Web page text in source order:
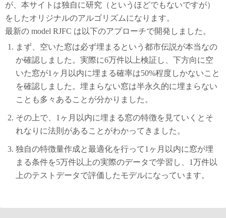
が、本サイトは独自に研究（というほどでもないですが）
をしたオリジナルのアルゴリズムになります。
最新の model RJFC は以下のアプローチで開発しました。
まず、空いた窓は必ず埋まるという都市伝説が本当なの
か確認しました。実際に6万件以上検証し、下方向に空
いた窓が1ヶ月以内に埋まる確率は50%程度しかないこと
を確認しました。埋まらない窓は半永久的に埋まらない
ことも多々あることが分かりました。
その上で、1ヶ月以内に埋まる窓の特徴を見ていくとそ
れなりに法則があることがわかってきました。
独自の特徴量作成と最適化を行って1ヶ月以内に窓が埋
まる条件を5万件以上の実際のデータで学習し、1万件以
上のテストデータで評価したモデルになっています。